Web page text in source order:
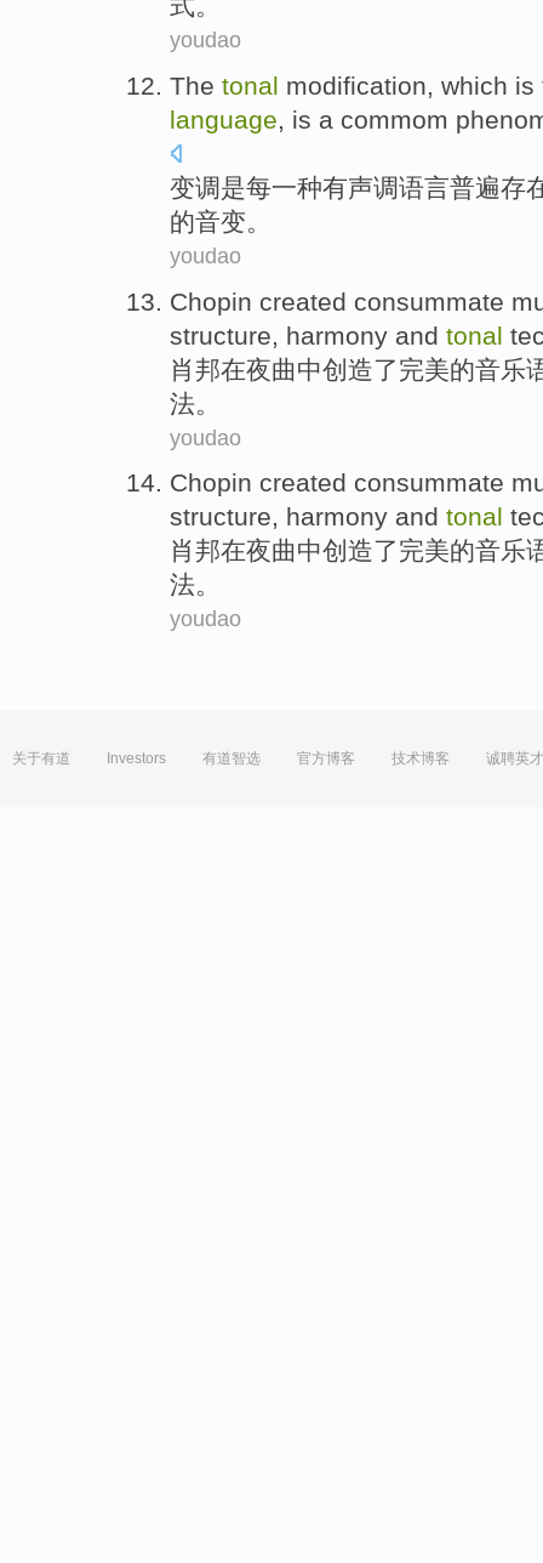
youdao
The tonal modification, which is
language, is a commom
变调是每一种有声调语言普遍存
的音变。
youdao
Chopin created consummate
structure
harmony and tonal
肖邦在夜曲中创造了完美的音乐
法。
youdao
Chopin created consummate
structure, harmony and tonal
肖邦在夜曲中创造了完美的音乐
法。
youdao
关于有道 Investors 有道智选 官方博客 技术博客 诚聘英才